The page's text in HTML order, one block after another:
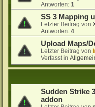
Antworten:1
SS 3 Mapping
Letzter Beitrag von
Antworten:4
Upload Maps/
Letzter Beitrag von
Verfasst in
Sudden Strike
addon